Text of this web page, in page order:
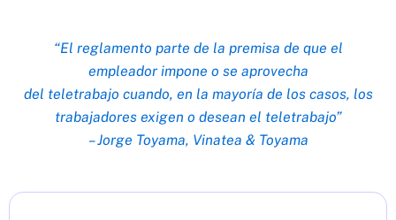
“El reglamento parte de la premisa de que el
empleador impone o se aprovecha
del teletrabajo cuando, en la mayoría de los casos, los
trabajadores exigen o desean el teletrabajo”
– Jorge Toyama, Vinatea & Toyama